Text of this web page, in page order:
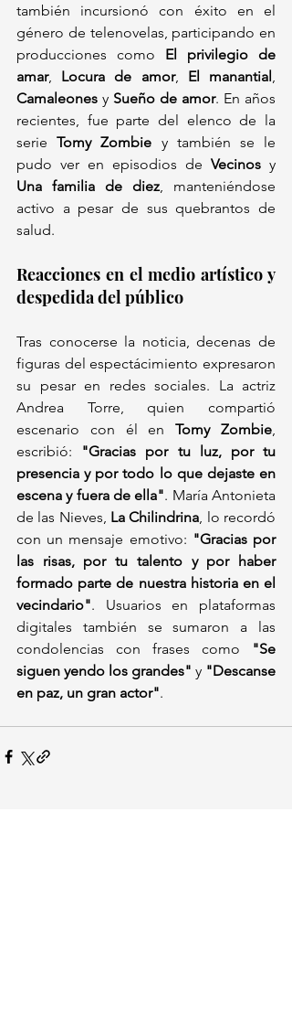
también incursionó con éxito en el
género de telenovelas, participando en
producciones como El privilegio de
amar, Locura de amor, El manantial
Camaleones y Sueño de amor. En años
recientes, fue parte del elenco de la
serie Tomy Zombie y también se le
pudo ver en episodios de Vecinos
Una familia de diez, manteniéndose
activo a pesar de sus quebrantos de
salud.
Reacciones en el medio artístico y
despedida del público
Tras conocerse la noticia, decenas de
figuras del espectácimiento expresaron
su pesar en redes sociales. La actriz
Andrea Torre, quien compartió
escenario con él en Tomy Zombie,
escribió: "Gracias por tu luz, por tu
presencia y por todo lo que dejaste en
escena y fuera de ella". María Antonieta
de las Nieves, La Chilindrina, lo recordó
con un mensaje emotivo: "Gracias por
las risas, por tu talento y por haber
formado parte de nuestra historia en el
vecindario". Usuarios en plataformas
digitales también se sumaron a las
condolencias con frases como
"Se
siguen yendo los grandes" y "Descanse
en paz, un gran actor".